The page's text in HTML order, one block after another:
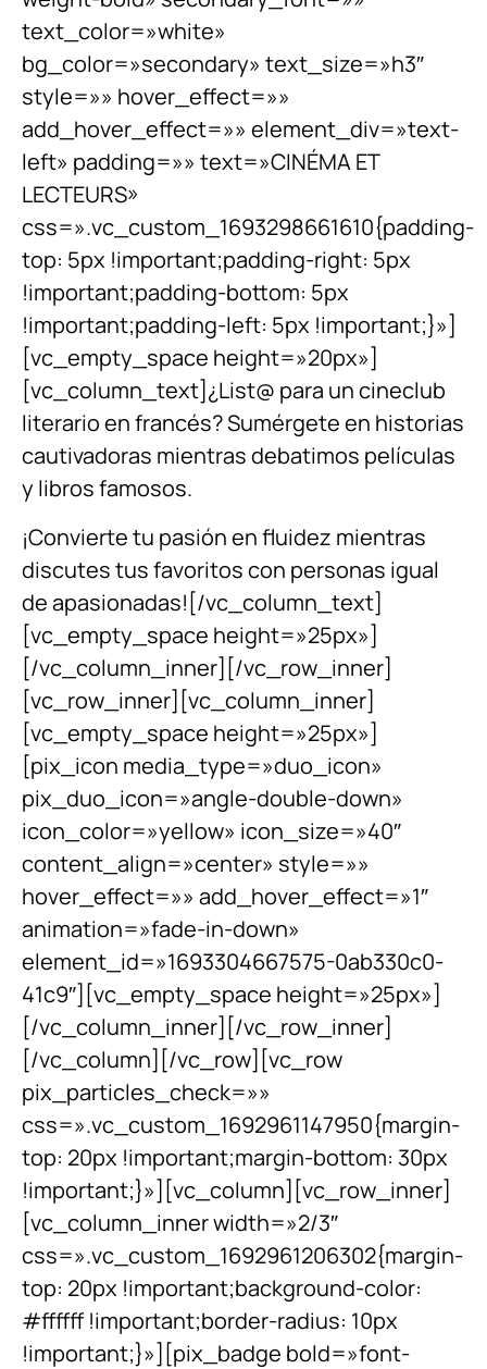
text_color=»white»
bg_color=»secondary» text_size=»h3″
style=»» hover_effect=»»
add_hover_effect=»» element_div=»text-
left» padding=»» text=»CINÉMA ET
LECTEURS»
css=».vc_custom_1693298661610{padding-
top: 5px !important;padding-right: 5px
!important;padding-bottom: 5px
!important;padding-left: 5px !important;}»]
[vc_empty_space height=»20px»]
[vc_column_text]¿List@ para un cineclub
literario en francés? Sumérgete en historias
cautivadoras mientras debatimos películas
y libros famosos.
¡Convierte tu pasión en fluidez mientras
discutes tus favoritos con personas igual
de apasionadas![/vc_column_text]
[vc_empty_space height=»25px»]
[/vc_column_inner][/vc_row_inner]
[vc_row_inner][vc_column_inner]
[vc_empty_space height=»25px»]
[pix_icon media_type=»duo_icon»
pix_duo_icon=»angle-double-down»
icon_color=»yellow» icon_size=»40″
content_align=»center» style=»»
hover_effect=»» add_hover_effect=»1″
animation=»fade-in-down»
element_id=»1693304667575-0ab330c0-
41c9″][vc_empty_space height=»25px»]
[/vc_column_inner][/vc_row_inner]
[/vc_column][/vc_row][vc_row
pix_particles_check=»»
css=».vc_custom_1692961147950{margin-
top: 20px !important;margin-bottom: 30px
!important;}»][vc_column][vc_row_inner]
[vc_column_inner width=»2/3″
css=».vc_custom_1692961206302{margin-
top: 20px !important;background-color:
#ffffff !important;border-radius: 10px
!important;}»][pix_badge bold=»font-